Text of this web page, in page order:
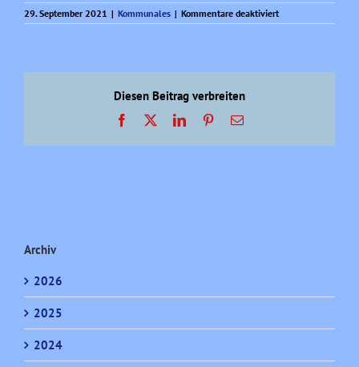
29. September 2021 | Kommunales | Kommentare deaktiviertfür
Sterkrade
Diesen Beitrag verbreiten
Facebook LinkedInPinterest
E-
Archiv
2026
2025
2024